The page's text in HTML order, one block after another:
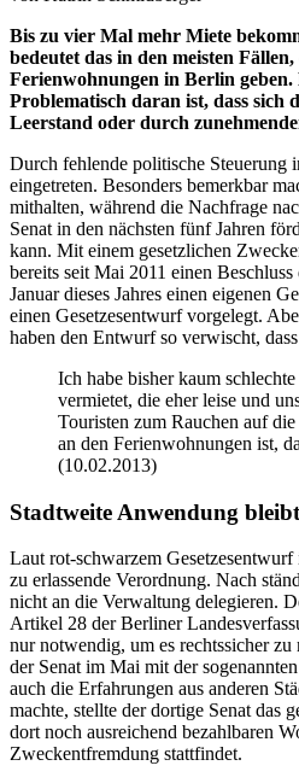
Bis zu vier Mal mehr Miete
bedeutet das in den meisten
Ferienwohnungen in Berlin
Problematisch daran ist, dass sich
Leerstand oder durch
Durch fehlende politische Steuerung
eingetreten. Besonders bemerkbar
mithalten, während die Nachfrage
Senat in den nächsten fünf Jahren
kann. Mit einem gesetzlichen
bereits seit Mai 2011 einen
Januar dieses Jahres einen eigenen
einen Gesetzesentwurf vorgelegt.
haben den Entwurf so verwischt,
Ich habe bisher kaum
vermietet, die eher leise und
Touristen zum Rauchen auf
an den Ferienwohnungen ist,
(10.02.2013)
Stadtweite Anwendung
Laut rot-schwarzem
zu erlassende Verordnung. Nach
nicht an die Verwaltung delegieren.
Artikel 28 der Berliner
nur notwendig, um es rechtssicher
der Senat im Mai mit der
auch die Erfahrungen aus anderen
machte, stellte der dortige Senat das
dort noch ausreichend bezahlbaren
Zweckentfremdung